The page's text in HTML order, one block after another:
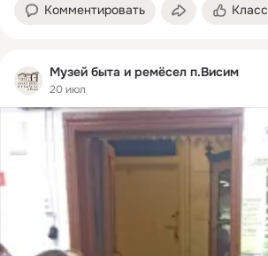
Комментировать Класс
Музей быта и ремёсел п.Висим
20 июл